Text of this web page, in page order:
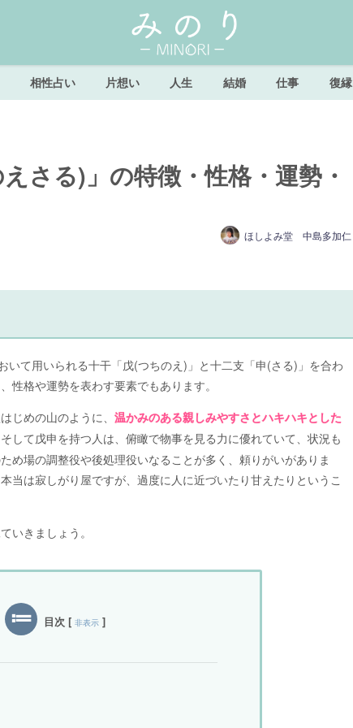
相性占い 片想い 人生 結婚 仕事 復縁
さる)」の特徴・性格・運勢・
ほしよみ堂 中島多加仁
いて用いられる十干「戊(つちのえ)」と十二支「申(さる)」を合わ
性格や運勢を表わす要素でもあります。
じめの山のように、温かみのある親しみやすさとハキハキとした
して戊申を持つ人は、俯瞰で物事を見る力に優れていて、状況も
め場の調整役や後処理役いなることが多く、頼りがいがありま
当は寂しがり屋ですが、過度に人に近づいたり甘えたりというこ
いきましょう。
目次 [ 非表示 ]